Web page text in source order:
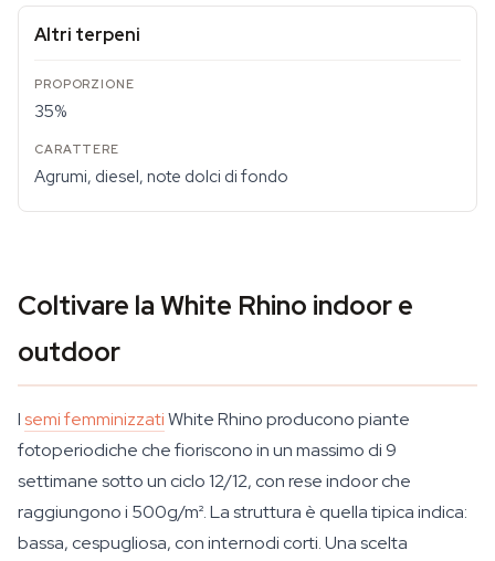
Altri terpeni
35%
Agrumi, diesel, note dolci di fondo
Coltivare la White Rhino indoor e
outdoor
Isemi femminizzatiWhite Rhino producono piante
fotoperiodiche che fioriscono in un massimo di 9
settimane sotto un ciclo 12/12, con rese indoor che
raggiungono i 500g/m². La struttura è quella tipica indica:
bassa, cespugliosa, con internodi corti. Una scelta